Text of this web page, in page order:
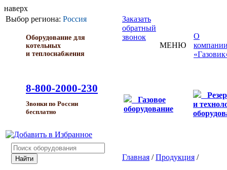
наверх
Выбор региона: Россия
Оборудование для
котельных
и теплоснабжения
8-800-2000-230
Звонки по России
бесплатно
Заказать
обратный
звонок
МЕНЮ
О
Газовое
оборудование
и
Главная /Продукция /